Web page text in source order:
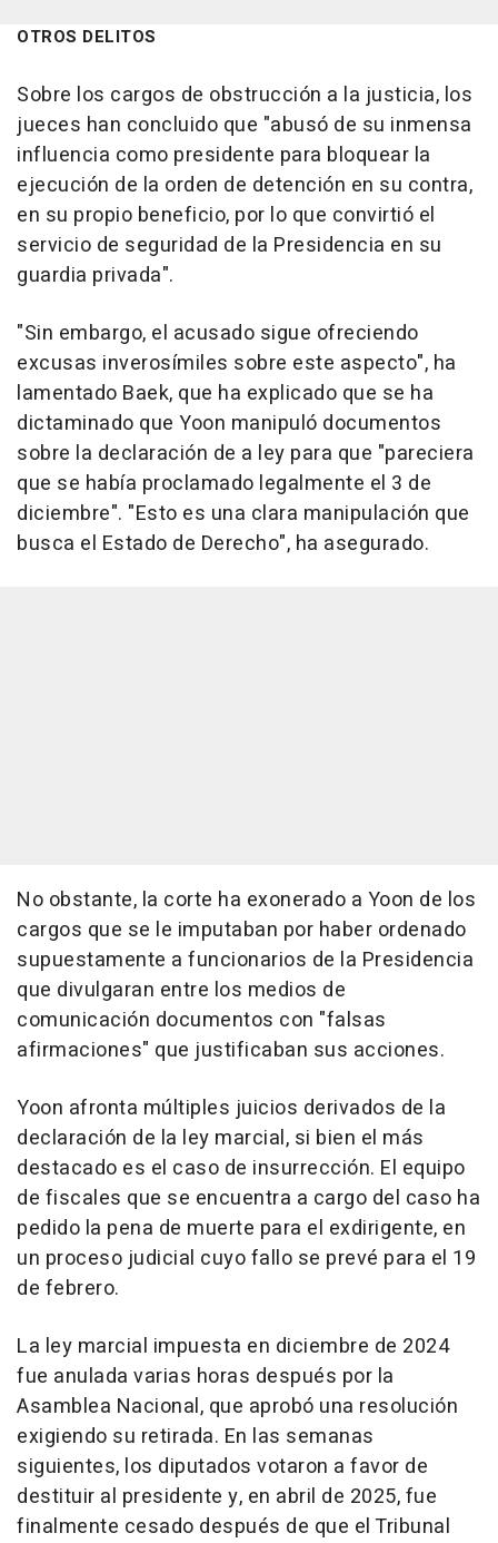
OTROS DELITOS
Sobre los cargos de obstrucción a la justicia, los
jueces han concluido que "abusó de su inmensa
influencia como presidente para bloquear la
ejecución de la orden de detención en su contra,
en su propio beneficio, por lo que convirtió el
servicio de seguridad de la Presidencia en su
guardia privada".
"Sin embargo, el acusado sigue ofreciendo
excusas inverosímiles sobre este aspecto", ha
lamentado Baek, que ha explicado que se ha
dictaminado que Yoon manipuló documentos
sobre la declaración de a ley para que "pareciera
que se había proclamado legalmente el 3 de
diciembre". "Esto es una clara manipulación que
busca el Estado de Derecho", ha asegurado.
No obstante, la corte ha exonerado a Yoon de los
cargos que se le imputaban por haber ordenado
supuestamente a funcionarios de la Presidencia
que divulgaran entre los medios de
comunicación documentos con "falsas
afirmaciones" que justificaban sus acciones.
Yoon afronta múltiples juicios derivados de la
declaración de la ley marcial, si bien el más
destacado es el caso de insurrección. El equipo
de fiscales que se encuentra a cargo del caso ha
pedido la pena de muerte para el exdirigente, en
un proceso judicial cuyo fallo se prevé para el 19
de febrero.
La ley marcial impuesta en diciembre de 2024
fue anulada varias horas después por la
Asamblea Nacional, que aprobó una resolución
exigiendo su retirada. En las semanas
siguientes, los diputados votaron a favor de
destituir al presidente y, en abril de 2025, fue
finalmente cesado después de que el Tribunal